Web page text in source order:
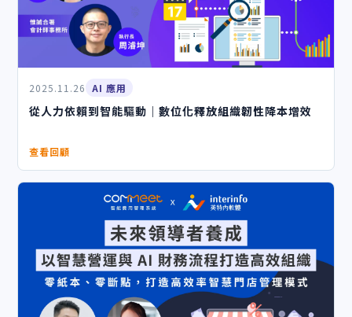
2025.11.26 AI 應用
從人力依賴到智能驅動｜數位化釋放組織韌性降本增效
查看回顧